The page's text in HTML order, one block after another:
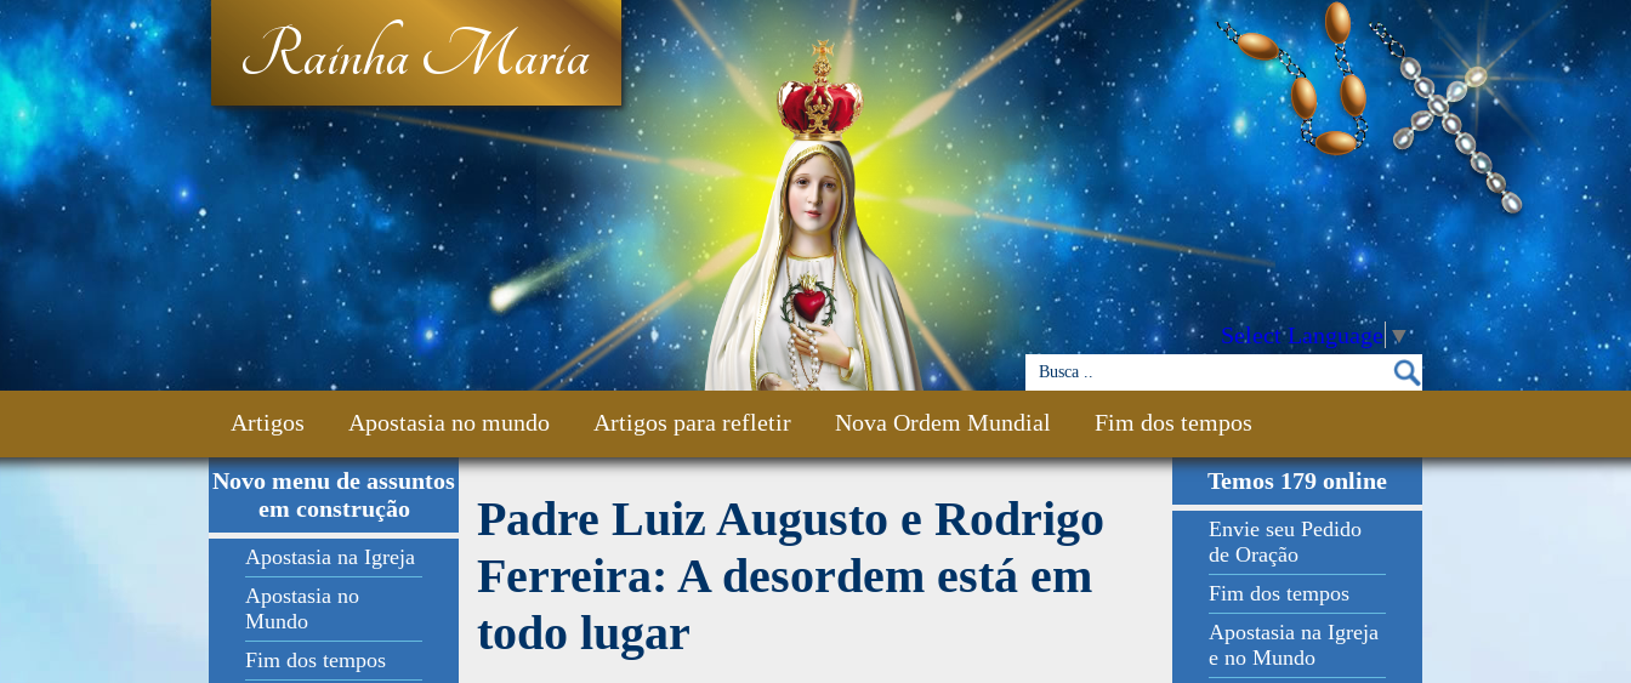
Rainha Maria
Select Language ▼
Artigos Apostasia no mundo Artigos para refletir Nova Ordem Mundial Fim dos tempos
Fale Conosco
Novo menu de assuntos
em construção
Apostasia na Igreja
Apostasia no
Mundo
Fim dos tempos
Padre Luiz Augusto e Rodrigo
Ferreira: A desordem está em
todo lugar
Temos 179 online
Envie seu Pedido
de Oração
Fim dos tempos
Apostasia na Igreja
e no Mundo